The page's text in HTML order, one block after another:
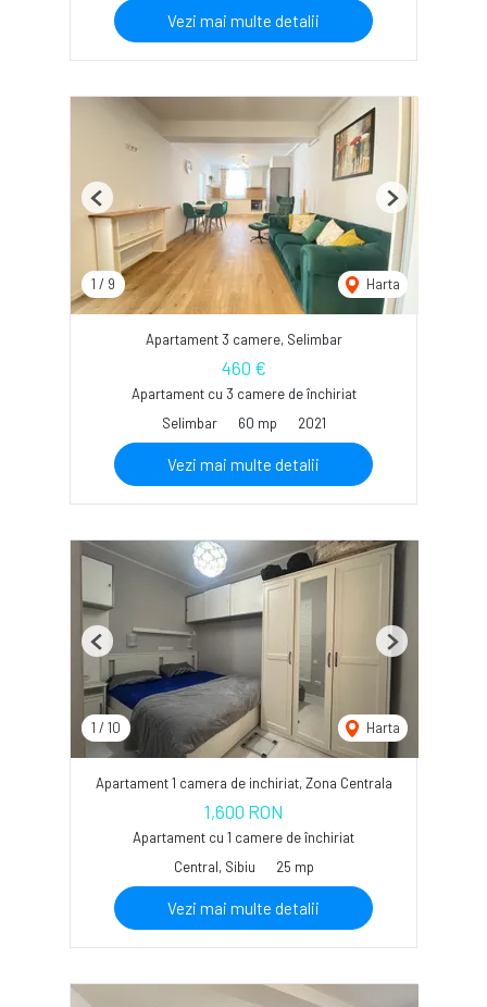
Vezi mai multe detalii
1 / 9 Harta
Previous Next
Apartament 3 camere, Selimbar
460 €
Apartament cu 3 camere de închiriat
Selimbar
60 mp 2021
Vezi mai multe detalii
1 / 10 Harta
Previous Next
Apartament 1 camera de inchiriat, Zona Centrala
1,600 RON
Apartament cu 1 camere de închiriat
Central, Sibiu
25 mp
Vezi mai multe detalii